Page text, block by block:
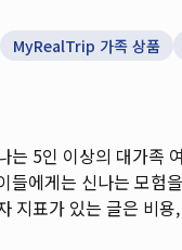
MyRealTrip 가족 상품
는 5인 이상의 대가족
들에게는 신나는 모험
지표가 있는 글은 비